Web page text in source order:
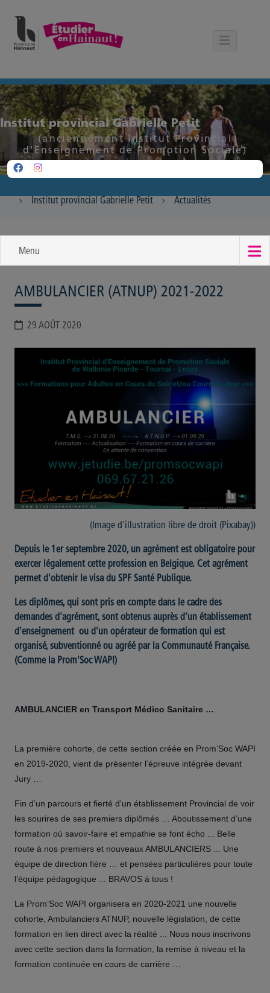
Institut provincial Gabrielle Petit
(anciennement Institut Provincial
d'Enseignement de Promotion Sociale)
Institut provincial Gabrielle Petit Actualités
Menu
AMBULANCIER (ATNUP) 2021-2022
29 AOÛT 2020
(Image d'illustration libre de droit (Pixabay))
Depuis le 1er septembre 2020, un agrément est obligatoire pour
exercer légalement cette profession en Belgique. Cet agrément
permet d'obtenir le visa du SPF Santé Publique.
Les diplômes, qui sont pris en compte dans le cadre des
demandes d'agrément, sont obtenus auprès d’un établissement
d'enseignement ou d'un opérateur de formation qui est
organisé, subventionné ou agréé par la Communauté Française.
(Comme la Prom'Soc WAPI)
AMBULANCIER en Transport Médico Sanitaire …
La première cohorte, de cette section créée en Prom’Soc WAPI
en 2019-2020, vient de présenter l’épreuve intégrée devant
Jury …
Fin d’un parcours et fierté d'un établissement Provincial de voir
les sourires de ses premiers diplômés … Aboutissement d’une
formation où savoir-faire et empathie se font écho ... Belle
route à nos premiers et nouveaux AMBULANCIERS ... Une
équipe de direction fière … et pensées particulières pour toute
l’équipe pédagogique ... BRAVOS à tous !
La Prom’Soc WAPI organisera en 2020-2021 une nouvelle
cohorte, Ambulanciers ATNUP, nouvelle législation, de cette
formation en lien direct avec la réalité ... Nous nous inscrivons
avec cette section dans la formation, la remise à niveau et la
formation continuée en cours de carrière …